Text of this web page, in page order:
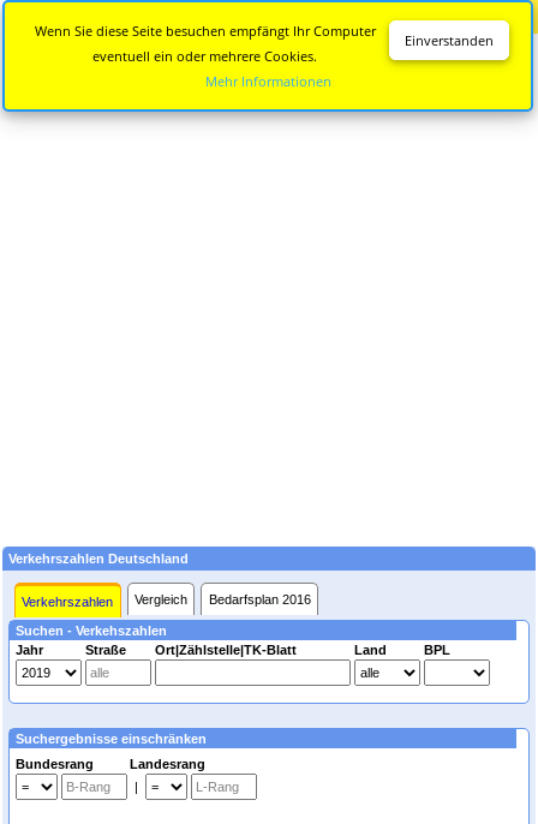
Verkehrszahlen Deutschland
Verkehrszahlen Vergleich Bedarfsplan 2016
Suchen - Verkehszahlen
Jahr
Straße Ort|Zählstelle|TK-Blatt Land BPL
Suchergebnisse einschränken
Bundesrang Landesrang
|
Einverstanden
Wenn Sie diese Seite besuchen empfängt Ihr Computer
eventuell ein oder mehrere Cookies.
Mehr Informationen